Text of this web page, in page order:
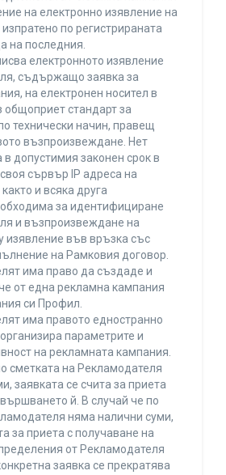
на електронно изявление на
по регистрираната
на последния.
електронното изявление
съдържащо заявка за
на електронен носител в
общоприет стандарт за
технически начин, правещ
възпроизвеждане. Нет
допустимия законен срок в
сървър IP адреса на
и всяка друга
за идентифициране
и възпроизвеждане на
изявление във връзка със
на Рамковия договор.
има право да създаде и
от една рекламна кампания
си Профил.
има правото едностранно
параметрите и
на рекламната кампания.
сметката на Рекламодателя
заявката се счита за приета
й. В случай че по
няма налични суми,
за приета с получаване на
от Рекламодателя
заявка се прекратява